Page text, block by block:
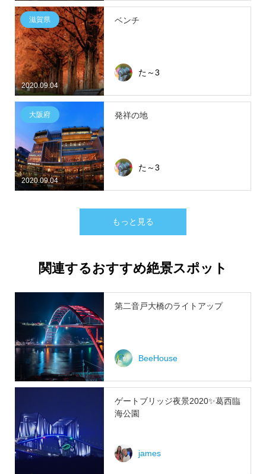
2020.09.04
滋賀県 ベンチ
た～3
2020.09.04
大阪府 発祥の地
た～3
もっと見る
関連するおすすめ絶景スポット
第二音戸大橋のライトアップ
BeeHouse
ゲートブリッジ夜景2020✨葛西臨
海公園
james